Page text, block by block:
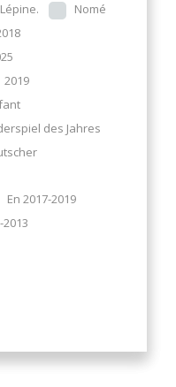
Nomé
2019
des Jahres
En 2017-2019
2013